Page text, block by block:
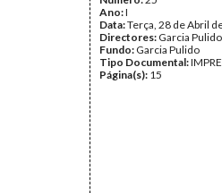
Ano:I
Data:Terça, 28 de Abril
Directores: Garcia Pulido
Fundo: Garcia Pulido
Tipo Documental:
Página(s): 15